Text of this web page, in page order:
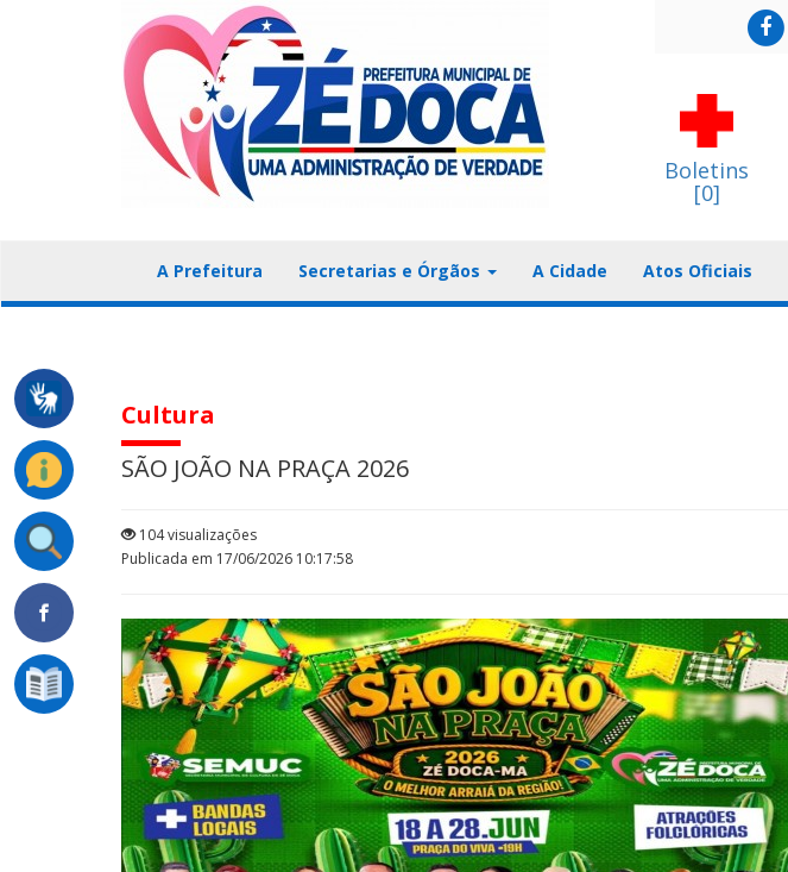
Boletins
[0]
A Prefeitura Secretarias e Órgãos A Cidade Atos Oficiais
Cultura
SÃO JOÃO NA PRAÇA 2026
104 visualizações
Publicada em 17/06/2026 10:17:58